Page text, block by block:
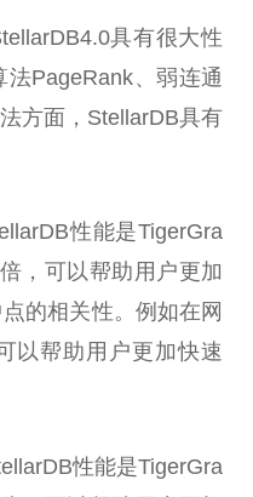
具有很大性
PageRank、弱连通
方面，StellarDB具有
性能是TigerGra
，可以帮助用户更加
的相关性。例如在网
以帮助用户更加快速
性能是TigerGra